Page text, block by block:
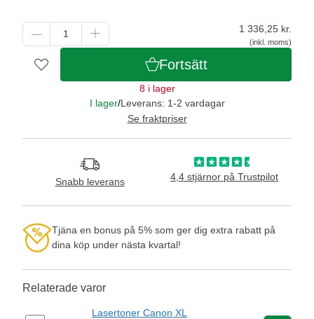
1 336,25 kr.
(inkl. moms)
Fortsätt
8 i lager
I lager/Leverans: 1-2 vardagar
Se fraktpriser
Snabb leverans 4,4 stjärnor på Trustpilot
Tjäna en bonus på 5% som ger dig extra rabatt på
dina köp under nästa kvartal!
Relaterade varor
Lasertoner Canon XL